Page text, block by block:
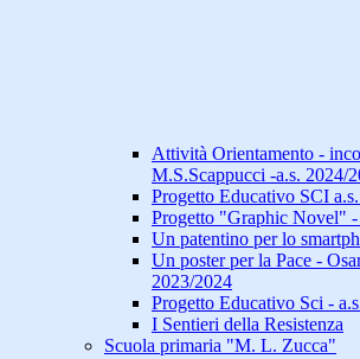
Attività Orientamento -
M.S.Scappucci -a.s. 2024/
Progetto Educativo SCI
Progetto "Graphic Novel" -
Un patentino per lo
Un poster per la Pace -
2023/2024
Progetto Educativo Sci -
I Sentieri della Resistenza
Scuola primaria "M. L. Zucca"